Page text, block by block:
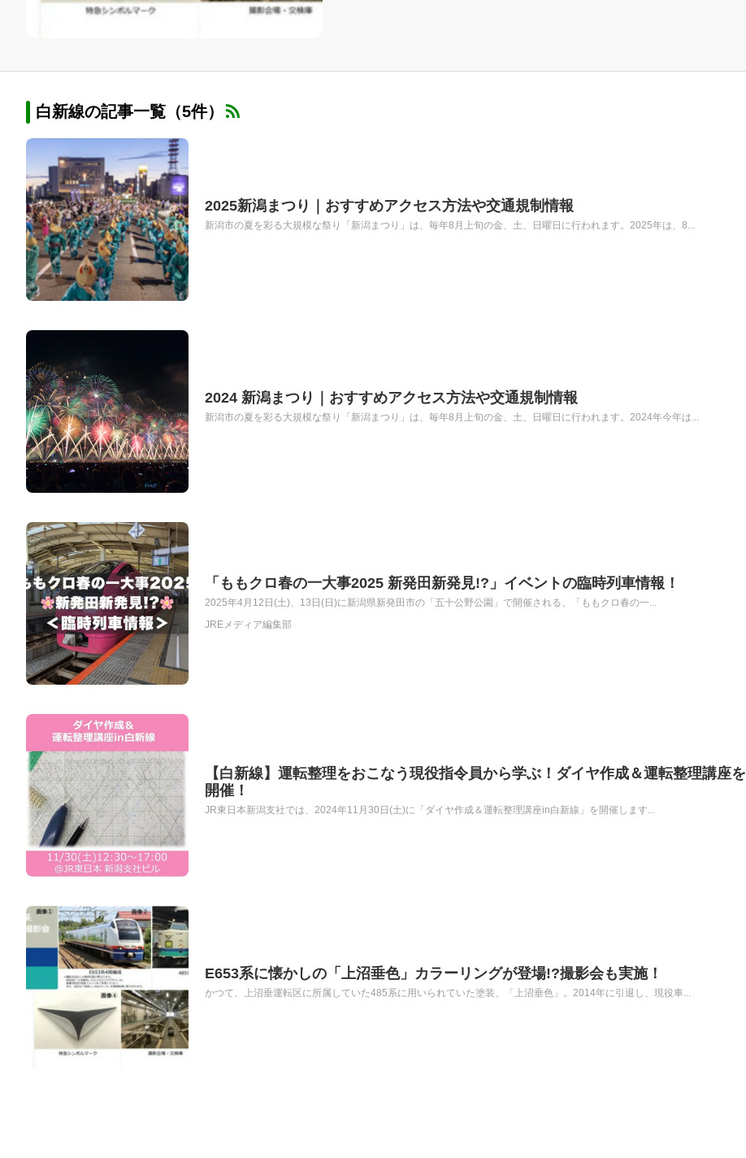
白新線の記事一覧（5件）
2025新潟まつり｜おすすめアクセス方法や交通規制情報
新潟市の夏を彩る大規模な祭り「新潟まつり」は、毎年8月上旬の金、土、日曜日に行われます。2025年は、8...
2024 新潟まつり｜おすすめアクセス方法や交通規制情報
新潟市の夏を彩る大規模な祭り「新潟まつり」は、毎年8月上旬の金、土、日曜日に行われます。2024年今年は...
「ももクロ春の一大事2025 新発田新発見!?」イベントの臨時列車情報！
2025年4月12日(土)、13日(日)に新潟県新発田市の「五十公野公園」で開催される、「ももクロ春の一...
JREメディア編集部
【白新線】運転整理をおこなう現役指令員から学ぶ！ダイヤ作成＆運転整理講座を
開催！
JR東日本新潟支社では、2024年11月30日(土)に「ダイヤ作成＆運転整理講座in白新線」を開催します...
E653系に懐かしの「上沼垂色」カラーリングが登場!?撮影会も実施！
かつて、上沼垂運転区に所属していた485系に用いられていた塗装、「上沼垂色」。2014年に引退し、現役車...